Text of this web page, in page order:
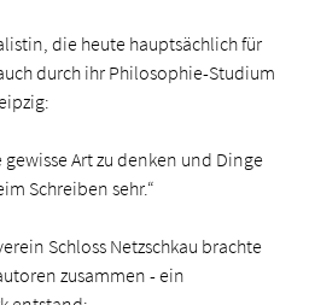
die heute hauptsächlich für
durch ihr Philosophie-Studium
Art zu denken und Dinge
Schreiben sehr.“
Schloss Netzschkau brachte
zusammen - ein